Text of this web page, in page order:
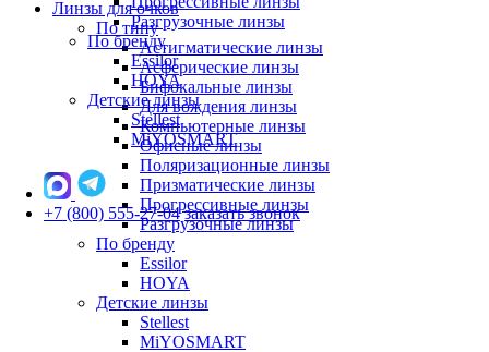
Линзы для очков
По типу
Астигматические линзы
Асферические линзы
Бифокальные линзы
Для вождения линзы
Компьютерные линзы
Офисные линзы
Поляризационные линзы
Призматические линзы
Прогрессивные линзы
Разгрузочные линзы
По бренду
Essilor
HOYA
Детские линзы
Stellest
MiYOSMART
Разгрузочные линзы
По бренду
Essilor
HOYA
Детские линзы
Stellest
MiYOSMART
+7 (800) 555-27-04 заказать звонок